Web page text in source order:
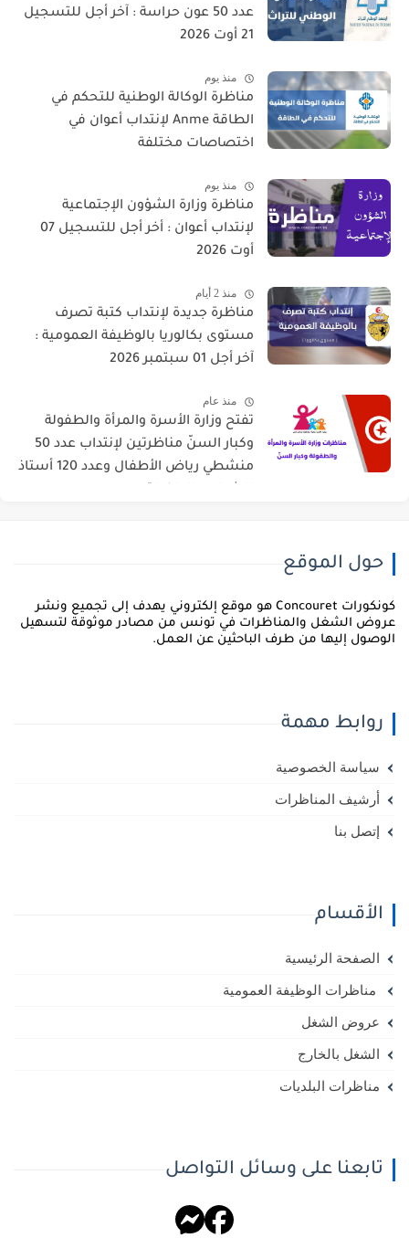
عدد 50 عون حراسة : آخر أجل للتسجيل
21 أوت 2026
منذ يوم
مناظرة الوكالة الوطنية للتحكم في
الطاقة Anme لإنتداب أعوان في
اختصاصات مختلفة
منذ يوم
مناظرة وزارة الشؤون الإجتماعية
لإنتداب أعوان : أخر أجل للتسجيل 07
أوت 2026
منذ 2 أيام
مناظرة جديدة لإنتداب كتبة تصرف
مستوى بكالوريا بالوظيفة العمومية :
آخر أجل 01 سبتمبر 2026
منذ عام
تفتح وزارة الأسرة والمرأة والطفولة
وكبار السنّ مناظرتين لإنتداب عدد 50
منشطي رياض الأطفال وعدد 120 أستاذ
حول الموقع
كونكورات Concouret هو موقع إلكتروني يهدف إلى تجميع ونشر
الشغل والمناظرات في تونس من مصادر موثوقة لتسهيل
إليها من طرف الباحثين عن العمل.
روابط مهمة
سياسة الخصوصية
أرشيف المناظرات
إتصل بنا
الأقسام
الصفحة الرئيسية
مناظرات الوظيفة العمومية
عروض الشغل
الشغل بالخارج
مناظرات البلديات
تابعنا على وسائل التواصل